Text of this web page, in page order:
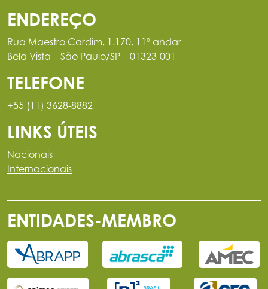
ENDEREÇO
Rua Maestro Cardim, 1.170, 11º andar
Bela Vista – São Paulo/SP – 01323-001
TELEFONE
+55 (11) 3628-8882
LINKS ÚTEIS
Nacionais
Internacionais
ENTIDADES-MEMBRO